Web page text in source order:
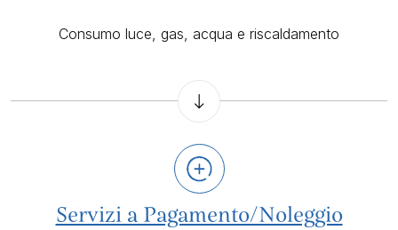
Consumo luce, gas, acqua e riscaldamento
Servizi a Pagamento/Noleggio